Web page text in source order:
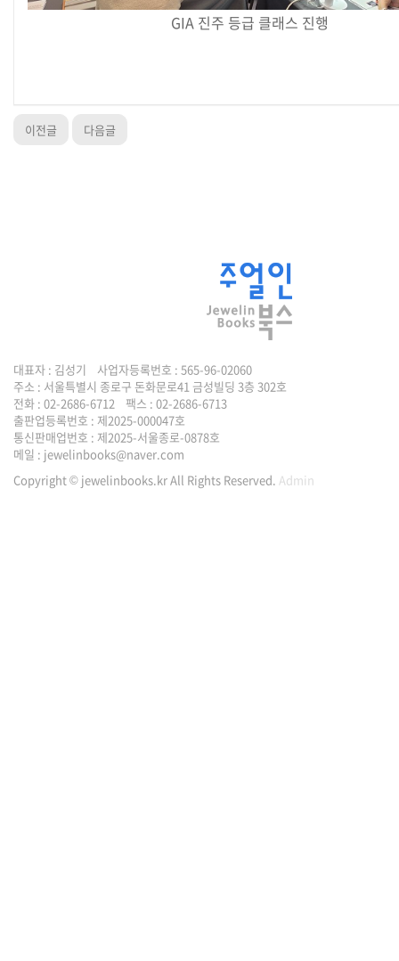
GIA 진주 등급 클래스 진행
이전글 다음글
대표자 : 김성기 사업자등록번호 : 565-96-02060
주소 : 서울특별시 종로구 돈화문로41 금성빌딩 3층 302호
전화 : 02-2686-6712 팩스 : 02-2686-6713
출판업등록번호 : 제2025-000047호
통신판매업번호 : 제2025-서울종로-0878호
메일 : jewelinbooks@naver.com
Copyright © jewelinbooks.kr All Rights Reserved. Admin